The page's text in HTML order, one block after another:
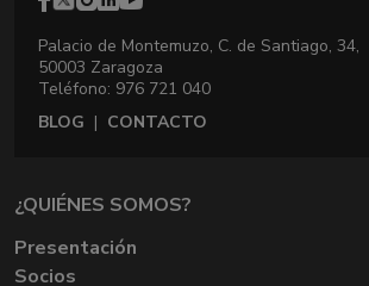
Palacio de Montemuzo, C. de Santiago, 34,
50003 Zaragoza
Teléfono: 976 721 040
BLOG | CONTACTO
¿QUIÉNES SOMOS?
Presentación
Socios